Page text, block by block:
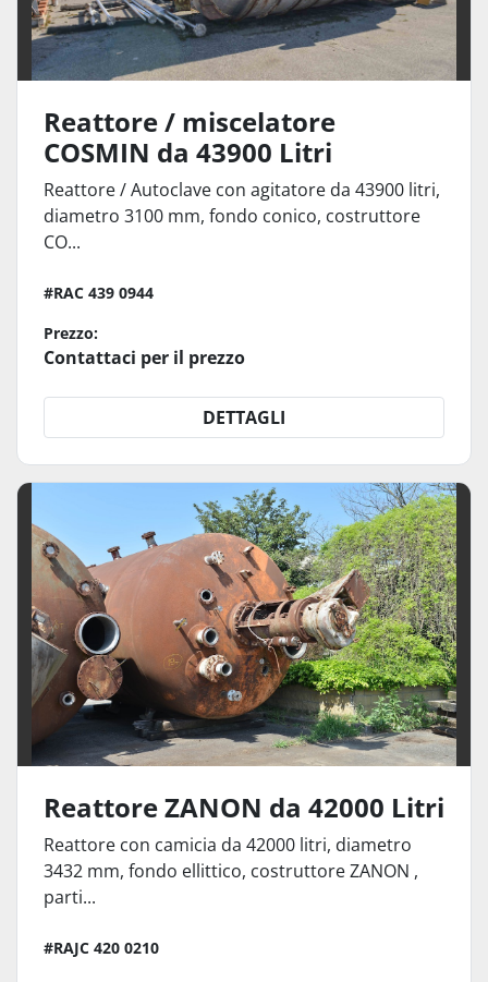
Reattore / miscelatore
COSMIN da 43900 Litri
Reattore / Autoclave con agitatore da 43900 litri,
diametro 3100 mm, fondo conico, costruttore
CO...
#RAC 439 0944
Prezzo:
Contattaci per il prezzo
DETTAGLI
Reattore ZANON da 42000 Litri
Reattore con camicia da 42000 litri, diametro
3432 mm, fondo ellittico, costruttore ZANON ,
parti...
#RAJC 420 0210